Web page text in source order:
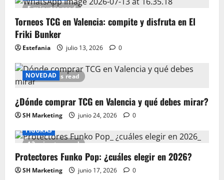
5 minutes read
Torneos TCG en Valencia: compite y disfruta en El
Friki Bunker
Estefania julio 13, 2026 0
15 minutes read
NOVEDAD
¿Dónde comprar TCG en Valencia y qué debes mirar?
SH Marketing junio 24, 2026 0
12 minutes read
FIGURAS
Protectores Funko Pop: ¿cuáles elegir en 2026?
SH Marketing junio 17, 2026 0